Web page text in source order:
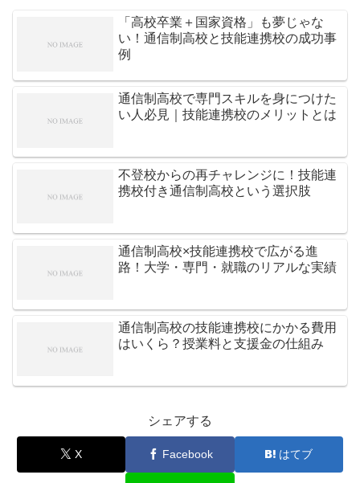
「高校卒業＋国家資格」も夢じゃな
い！通信制高校と技能連携校の成功事
例
通信制高校で専門スキルを身につけた
い人必見｜技能連携校のメリットとは
不登校からの再チャレンジに！技能連
携校付き通信制高校という選択肢
通信制高校×技能連携校で広がる進
路！大学・専門・就職のリアルな実績
通信制高校の技能連携校にかかる費用
はいくら？授業料と支援金の仕組み
シェアする
X Facebook はてブ